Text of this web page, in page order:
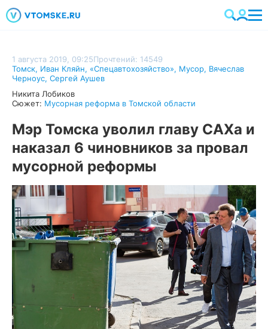
1 августа 2019, 09:25Прочтений: 14549
Томск, Иван Кляйн, «Спецавтохозяйство», Мусор, Вячеслав
Черноус, Сергей Аушев
Никита Лобиков
Сюжет: Мусорная реформа в Томской области
Мэр Томска уволил главу САХа и
наказал 6 чиновников за провал
мусорной реформы